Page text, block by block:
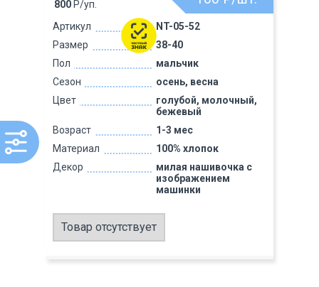
Артикул
NT-05-52
Размер
38-40
Пол
мальчик
Сезон
осень, весна
Цвет
голубой, молочный,
бежевый
Возраст
1-3 мес
Материал
100% хлопок
Декор
милая нашивочка с
изображением
машинки
800 Р/уп.
Товар отсутствует